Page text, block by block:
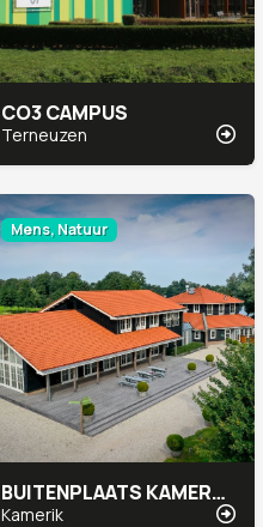
CO3 CAMPUS
Terneuzen
Mens, Natuur
BUITENPLAATS KAMERYCK
Kamerik